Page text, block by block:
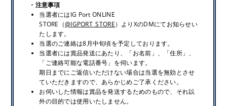
・注意事項
当選者にはIG Port ONLINE
STORE（@IGPORT_STORE）よりXのDMにてお知らせい
たします。
当選のご連絡は8月中旬頃を予定しております。
当選者には賞品発送にあたり、「お名前」、「住所」、
「ご連絡可能な電話番号」を伺います。
期日までにご返信いただけない場合は当選を無効とさせ
ていただきますので、あらかじめご了承ください。
お伺いした情報は賞品を発送するためのもので、それ以
外の目的では使用いたしません。